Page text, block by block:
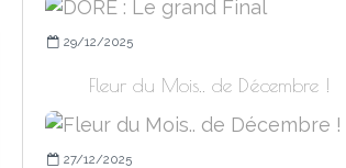
29/12/2025
Fleur du Mois.. de Décembre !
27/12/2025